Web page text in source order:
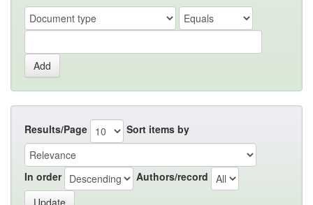
Results/Page Sort items by
In order Authors/record